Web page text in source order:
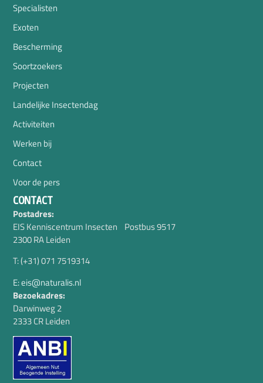
Specialisten
Exoten
Bescherming
Soortzoekers
Projecten
Landelijke Insectendag
Activiteiten
Werken bij
Contact
Voor de pers
CONTACT
Postadres:
EIS Kenniscentrum Insecten Postbus 9517
2300 RA Leiden
T: (+31) 071 7519314
E: eis@naturalis.nl
Bezoekadres:
Darwinweg 2
2333 CR Leiden